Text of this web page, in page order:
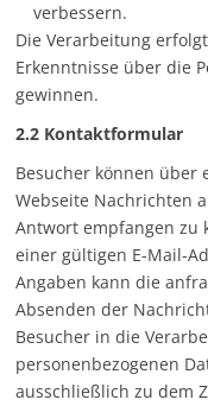
verbessern.
Die Verarbeitung
Erkenntnisse über die
gewinnen.
2.2 Kontaktformular
Besucher können
Webseite Nachrichten
Antwort empfangen zu
einer gültigen E-Mail-
Angaben kann die
Absenden der
Besucher in die
personenbezogenen
ausschließlich zu dem